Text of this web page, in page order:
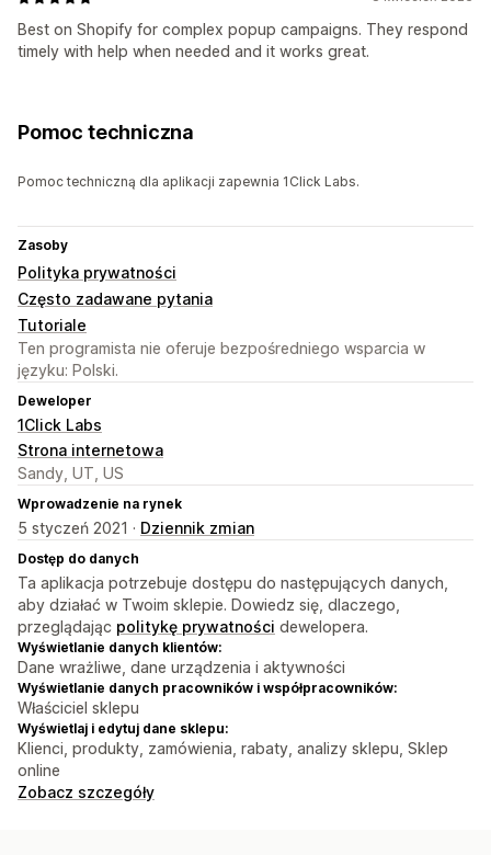
Best on Shopify for complex popup campaigns. They respond
timely with help when needed and it works great.
Pomoc techniczna
Pomoc techniczną dla aplikacji zapewnia 1Click Labs.
Zasoby
Polityka prywatności
Często zadawane pytania
Tutoriale
Ten programista nie oferuje bezpośredniego wsparcia w
języku: Polski.
Deweloper
1Click Labs
Strona internetowa
Sandy, UT, US
Wprowadzenie na rynek
5 styczeń 2021 · Dziennik zmian
Dostęp do danych
Ta aplikacja potrzebuje dostępu do następujących danych,
aby działać w Twoim sklepie. Dowiedz się, dlaczego,
przeglądając politykę prywatności dewelopera.
Wyświetlanie danych klientów:
Dane wrażliwe, dane urządzenia i aktywności
Wyświetlanie danych pracowników i współpracowników:
Właściciel sklepu
Wyświetlaj i edytuj dane sklepu:
Klienci, produkty, zamówienia, rabaty, analizy sklepu, Sklep
online
Zobacz szczegóły